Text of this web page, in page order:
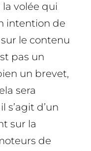
volée qui
intention de
le contenu
pas un
un brevet,
sera
s’agit d’un
sur la
de